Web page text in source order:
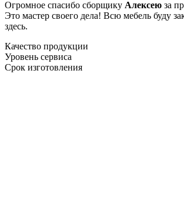
Огромное спасибо сборщику Алексею за
Это мастер своего дела! Всю мебель буду
здесь.
Качество продукции
Уровень сервиса
Срок изготовления